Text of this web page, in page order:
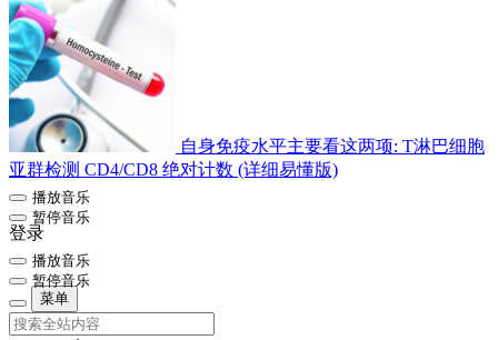
自身免疫水平主要看这两项: T淋巴细胞
亚群检测 CD4/CD8 绝对计数 (详细易懂版)
播放音乐
暂停音乐
登录
播放音乐
暂停音乐
菜单